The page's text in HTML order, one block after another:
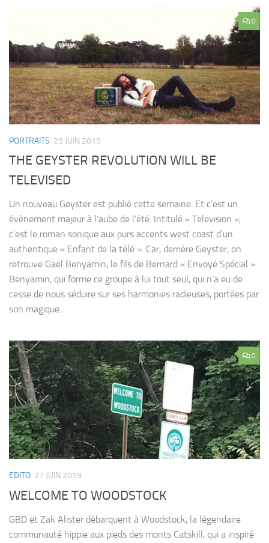
0
PORTRAITS 29 JUIN 2019
THE GEYSTER REVOLUTION WILL BE
TELEVISED
Un nouveau Geyster est publié cette semaine. Et c’est un
évènement majeur à l’aube de l’été. Intitulé « Television »,
c’est le roman sonique aux purs accents west coast d’un
authentique « Enfant de la télé ». Car, derrière Geyster, on
retrouve Gaël Benyamin, le fils de Bernard « Envoyé Spécial »
Benyamin, qui forme ce groupe à lui tout seul, qui n’a eu de
cesse de nous séduire sur ses harmonies radieuses, portées par
son magique...
0
EDITO 27 JUIN 2019
WELCOME TO WOODSTOCK
GBD et Zak Alister débarquent à Woodstock, la légendaire
communauté hippie aux pieds des monts Catskill, qui a inspiré